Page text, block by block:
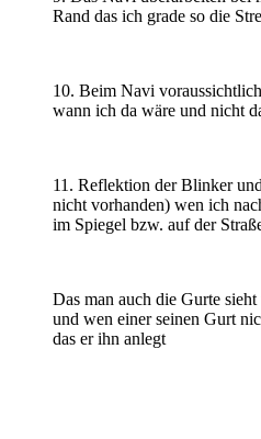
Rand das ich grade so die
10. Beim Navi
wann ich da wäre und nicht
11. Reflektion der Blinker
nicht vorhanden) wen ich
im Spiegel bzw. auf der
Das man auch die Gurte
und wen einer seinen Gurt
das er ihn anlegt